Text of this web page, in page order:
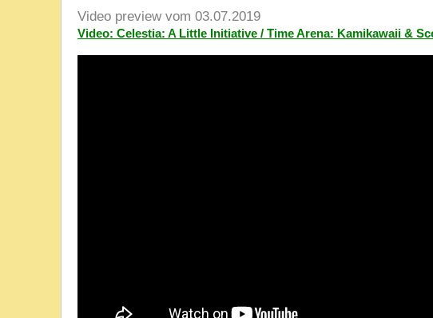
Video preview vom 03.07.2019
Video: Celestia: A Little Initiative / Time Arena: Kamikawaii &